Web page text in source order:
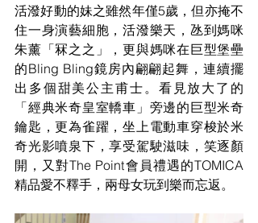
活潑好動的妹之雖然年僅5歲，但亦掩不
住一身演藝細胞，活潑樂天，氹到媽咪
朱薰「冧之之」，更與媽咪在巨型堡壘
的Bling Bling鏡房內翩翩起舞，連續擺
出多個甜美公主甫士。看見放大了的
「經典米奇皇室轎車」旁邊的巨型米奇
鑰匙，更為雀躍，坐上電動車穿梭於米
奇光影噴泉下，享受駕駛滋味，笑逐顏
開，又對The Point會員禮遇的TOMICA
精品愛不釋手，兩母女玩到樂而忘返。